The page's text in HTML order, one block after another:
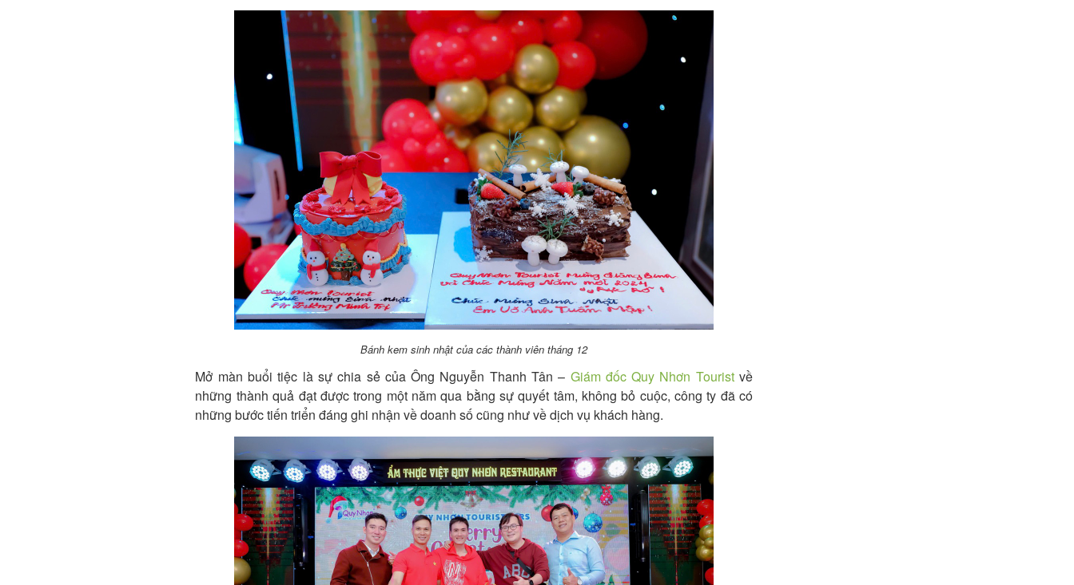
Bánh kem sinh nhật của các thành viên tháng 12
Mở màn buổi tiệc là sự chia sẻ của Ông Nguyễn Thanh Tân – Giám đốc Quy Nhơn Touristvề
những thành quả đạt được trong một năm qua bằng sự quyết tâm, không bỏ cuộc, công ty đã có
những bước tiến triển đáng ghi nhận về doanh số cũng như về dịch vụ khách hàng.